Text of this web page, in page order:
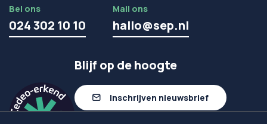
Bel ons
024 302 10 10
Mail ons
hallo@sep.nl
Blijf op de hoogte
Inschrijven nieuwsbrief